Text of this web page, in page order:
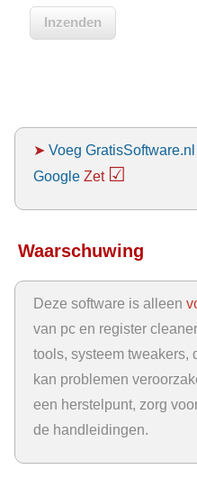
➤ Voeg
Google Zet ☑
Waarschuwing
Deze software is alleen
van pc en register
tools, systeem tweakers,
kan problemen
een herstelpunt, zorg
de handleidingen.